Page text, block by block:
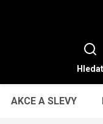
Hledat
AKCE A SLEVY